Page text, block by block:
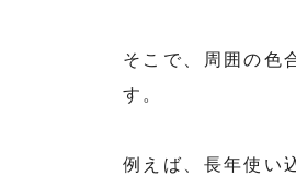
そこで、周囲の色
す。
例えば、長年使い